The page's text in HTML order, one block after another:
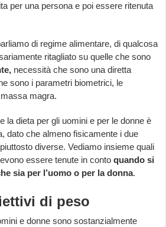
per una persona e poi essere ritenuta
di regime alimentare, di qualcosa
ritagliato su quelle che sono
necessità che sono una diretta
sono i parametri biometrici, le
magra.
la dieta per gli uomini e per le donne è
dato che almeno fisicamente i due
diverse. Vediamo insieme quali
essere tenute in contoquando si
sia per l’uomo o per la donna.
di peso
e donne sono sostanzialmente